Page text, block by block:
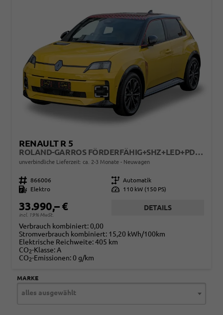
RENAULT R 5
ROLAND-GARROS FÖRDERFÄHIG+SHZ+LED+PDC+KAMERA+ACC+18 LM
unverbindliche Lieferzeit: ca. 2-3 Monate Neuwagen
Fahrzeugnr. 866006 Getriebe Automatik
Kraftstoff
Elektro Leistung 110 kW (150 PS)
33.990,– €
incl. 19% MwSt.
DETAILS
Verbrauch kombiniert:0,00
Stromverbrauch kombiniert: 15,20 kWh/100km
Elektrische Reichweite:405 km
CO2-Klasse:A
CO2-Emissionen:0 g/km
MARKE
alles ausgewählt